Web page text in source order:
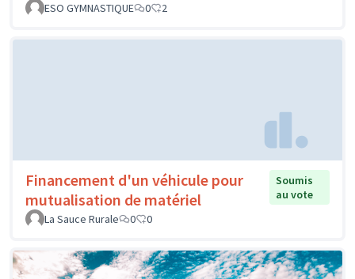
ESO GYMNASTIQUE
0 2
Financement d'un véhicule pour
mutualisation de matériel
Soumis
au vote
La Sauce Rurale
0 0